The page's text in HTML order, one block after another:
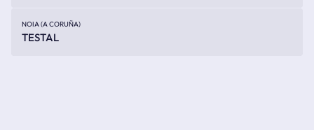
NOIA (A CORUÑA)
TESTAL